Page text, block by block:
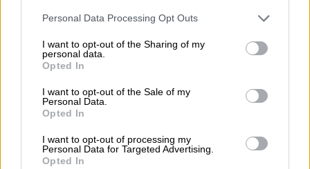
Please note that this website/app uses one or more Google
not limited to your visit or usage behaviour. You may click to
grant or deny consent to Google and its third-party tags to
use your data for below specified purposes in below Google
consent section.
Personal Data Processing Opt Outs
I want to opt-out of the Sharing of my
personal data.
Opted In
I want to opt-out of the Sale of my
Personal Data.
Opted In
I want to opt-out of processing my
Personal Data for Targeted Advertising.
Opted In
Οι ΗΠΑ λένε πως συζητούν με την
Ουκρανία για συμφωνία - Σχεδιάζεται
συνάντηση στη Σαουδική Αραβία
Κόσμος 06.03.2025 22:45
Συμφωνία για την Ουκρανία με
«συνασπισμό των προθύμων» και την
Ουγγαρία εκτός - Τα συμπεράσματα
για την Άμυνα